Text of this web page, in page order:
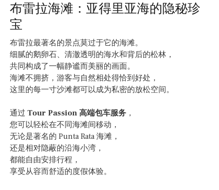
布雷拉海滩：亚得里亚海的隐秘珍
宝
布雷拉最著名的景点莫过于它的海滩。
细腻的鹅卵石、清澈透明的海水和背后的松林，
共同构成了一幅静谧而美丽的画面。
海滩不拥挤，游客与自然相处得恰到好处，
这里的每一寸沙滩都可以成为私密的放松空间。
通过 Tour Passion 高端包车服务 ，
您可以轻松在不同海滩间移动，
无论是著名的 Punta Rata 海滩，
还是相对隐蔽的沿海小湾，
都能自由安排行程，
享受从容而舒适的度假体验。